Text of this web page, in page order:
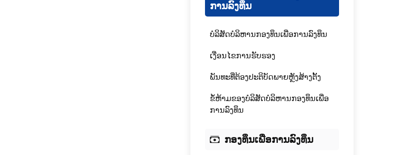
ການລົງທຶນ
ບໍລິສັດບໍລິຫານກອງທຶນເພື່ອການລົງທຶນ
ເງື່ອນໄຂການຮັບຮອງ
ພັນທະທີ່ຕ້ອງປະຕິບັດພາຍຫຼັງສ້າງຕັ້ງ
ຂໍ້ຫ້າມຂອງບໍລິສັດບໍລິຫານກອງທຶນເພື່ອ
ການລົງທຶນ
ກອງທຶນເພື່ອການລົງທຶນ